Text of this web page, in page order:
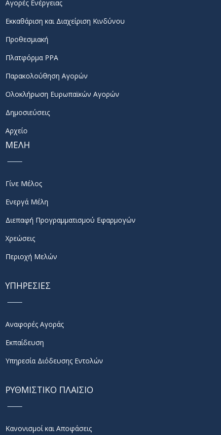
Αγορές Ενέργειας
Εκκαθάριση και Διαχείριση Κινδύνου
Προθεσμιακή
Πλατφόρμα PPA
Παρακολούθηση Αγορών
Ολοκλήρωση Ευρωπαϊκών Αγορών
Δημοσιεύσεις
Αρχείο
ΜΕΛΗ
Γίνε Μέλος
Ενεργά Μέλη
Διεπαφή Προγραμματισμού Εφαρμογών
Χρεώσεις
Περιοχή Μελών
ΥΠΗΡΕΣΙΕΣ
Αναφορές Αγοράς
Εκπαίδευση
Υπηρεσία Διόδευσης Εντολών
ΡΥΘΜΙΣΤΙΚΟ ΠΛΑΙΣΙΟ
Κανονισμοί και Αποφάσεις